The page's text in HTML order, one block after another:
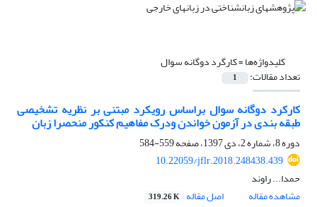
کلیدواژه‌ها =کارگرد دوگانه سوال
تعداد مقالات: 1
کارکرد دوگانه سوال براساس رویکرد مبتنی بر نظریه تشخیصی
طبقه بندی در آزمون خواندن ودرک مفاهیم کنکور منحصرا زبان
دوره 8، شماره 2، دی 1397، صفحه
559-584
10.22059/jflr.2018.248438.439
حمدا... راوند
مشاهده مقاله
اصل مقاله 319.26 K